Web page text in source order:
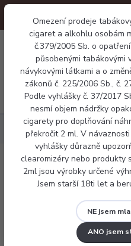
Omezení prodeje
cigaret a alkohlu osobám
č.379/2005 Sb. o
působenými tabákovými
návykovými látkami a o
zákonů č. 225/2006 Sb., č.
Podle vyhlášky č. 37/2017
nesmí objem nádržky
cigarety pro doplňování
překročit 2 ml. V
vyhlášky důrazně
clearomizéry nebo produkty
2ml jsou výrobky určené
Jsem starší 18ti let a
NE jsem
ANO jsem
Elektronické cigarety
VooPoo VMATE Pro